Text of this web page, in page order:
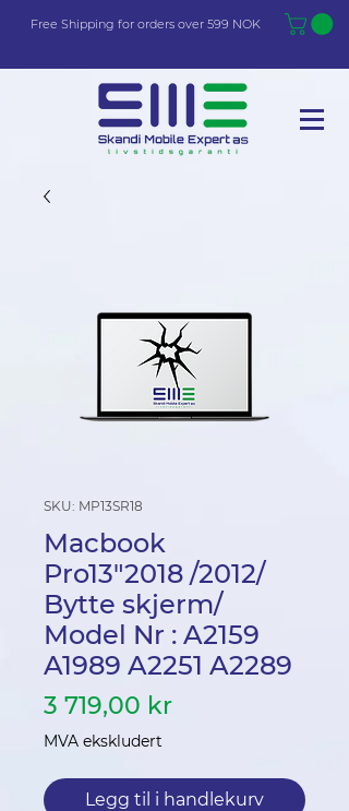
Free Shipping for orders over 599 NOK
SKU: MP13SR18
Macbook
Pro13"2018 /2012/
Bytte skjerm/
Model Nr : A2159
A1989 A2251 A2289
3 719,00 krPris
MVA ekskludert
Legg til i handlekurv